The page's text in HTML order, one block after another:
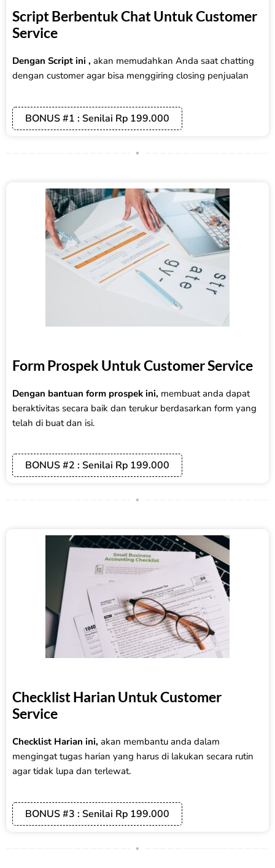
Script Berbentuk Chat Untuk Customer
Service
Dengan Script ini , akan memudahkan Anda saat chatting
dengan customer agar bisa menggiring closing penjualan
BONUS #1 : Senilai Rp 199.000
Form Prospek Untuk Customer Service
Dengan bantuan form prospek ini, membuat anda dapat
beraktivitas secara baik dan terukur berdasarkan form yang
telah di buat dan isi.
BONUS #2 : Senilai Rp 199.000
Checklist Harian Untuk Customer
Service
Checklist Harian ini, akan membantu anda dalam
mengingat tugas harian yang harus di lakukan secara rutin
agar tidak lupa dan terlewat.
BONUS #3 : Senilai Rp 199.000